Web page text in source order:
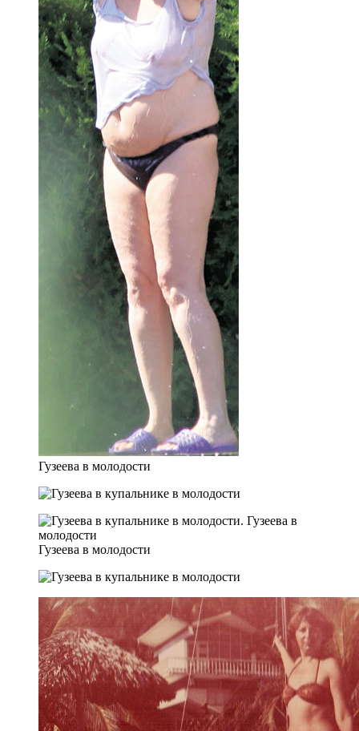
Гузеева в молодости
Гузеева в молодости